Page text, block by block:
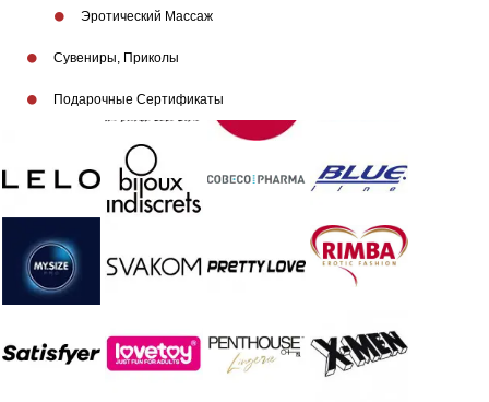
Эротический Массаж
Сувениры, Приколы
Подарочные Сертификаты